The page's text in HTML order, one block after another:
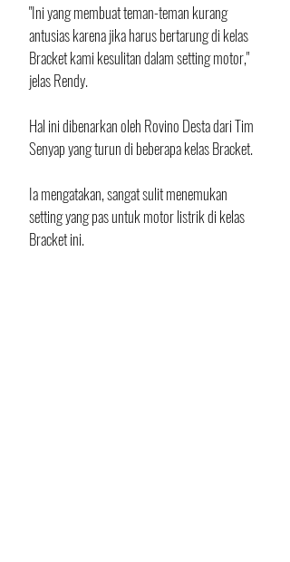
"Ini yang membuat teman-teman kurang
antusias karena jika harus bertarung di kelas
Bracket kami kesulitan dalam setting motor,"
jelas Rendy.
Hal ini dibenarkan oleh Rovino Desta dari Tim
Senyap yang turun di beberapa kelas Bracket.
Ia mengatakan, sangat sulit menemukan
setting yang pas untuk motor listrik di kelas
Bracket ini.